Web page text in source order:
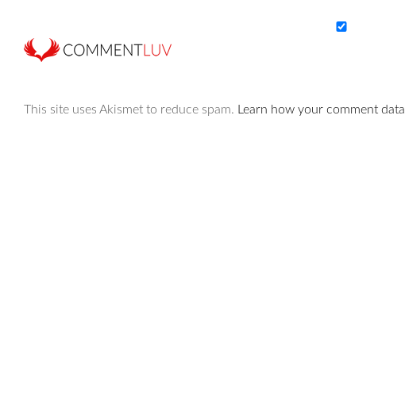
This site uses Akismet to reduce spam. Learn how your comment